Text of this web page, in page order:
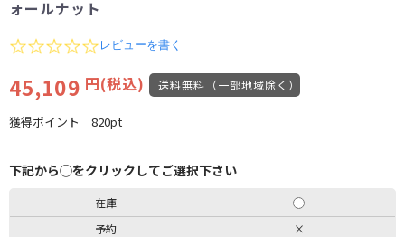
ォールナット
0.0
rating
レビューを書く
45,109 円(税込) 送料無料（一部地域除く）
獲得ポイント 820pt
下記から◯をクリックしてご選択下さい
在庫
予約
×